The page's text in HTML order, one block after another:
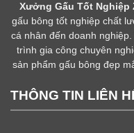
Xưởng Gấu Tốt Nghiệp
gấu bông tốt nghiệp chất
cá nhân đến doanh
trình gia công chuyên
sản phẩm gấu bông đẹp
THÔNG TIN LIÊN